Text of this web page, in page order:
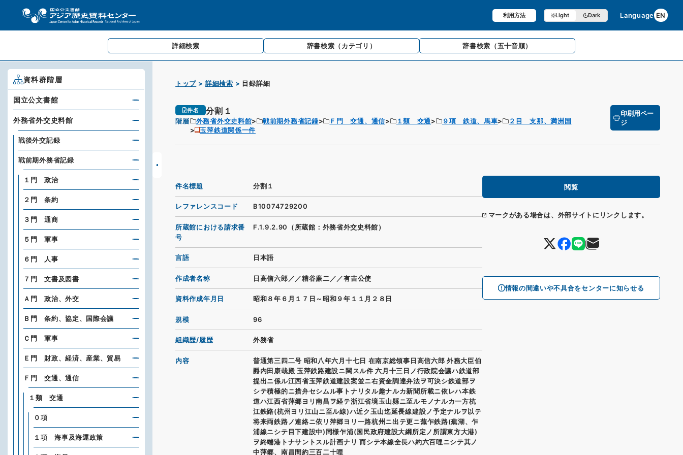
利用方法 Light Dark Language EN
詳細検索 辞書検索 （カテゴリ） 辞書検索 （五十音順）
トップ 詳細検索 目録詳細
件名 分割１
階層 外務省外交史料館 戦前期外務省記録 Ｆ門 交通、通信 １類 交通 ９項 鉄道、馬車
２目 支那、満洲国
玉萍鉄道関係一件
印刷用ペー
ジ
閲覧
マークがある場合は、外部サイトにリンクします。
情報の間違いや不具合をセンターに知らせる
件名標題 分割１
レファレンスコード B10074729200
所蔵館における請求番
号
F.1.9.2.90（所蔵館：外務省外交史料館）
言語 日本語
作成者名称 日高信六郎／／糟谷廉二／／有吉公使
資料作成年月日 昭和８年６月１７日～昭和９年１１月２８日
規模 96
組織歴/履歴 外務省
内容
普通第三四二号 昭和八年六月十七日 在南京総領事日高信六郎 外務大臣伯
爵内田康哉殿 玉萍鉄路建設ニ関スル件 六月十三日ノ行政院会議ハ鉄道部
提出ニ係ル江西省玉萍鉄道建設案並ニ右資金調達弁法ヲ可決シ鉄道部ヲ
シテ積極的ニ措弁セシムル事トナリタル趣ナルカ新聞所載ニ依レハ本鉄
道ハ江西省萍郷ヨリ南昌ヲ経テ浙江省境玉山縣ニ至ルモノナルカ一方杭
江鉄路(杭州ヨリ江山ニ至ル線)ハ近ク玉山迄延長線建設ノ予定ナルヲ以テ
将来両鉄路ノ連絡ニ依リ萍郷ヨリ一路杭州ニ出テ更ニ蕪乍鉄路(蕪湖、乍
浦線ニシテ目下建設中)同様乍浦(国民政府建設大綱所定ノ所謂東方大港)
ヲ終端港トナサントスル計画ナリ 而シテ本線全長ハ約六百哩ニシテ其ノ
中萍郷、南昌間約三百二十哩
資料群階層
国立公文書館
外務省外交史料館
戦後外交記録
戦前期外務省記録
１門 政治
２門 条約
３門 通商
５門 軍事
６門 人事
７門 文書及図書
Ａ門 政治、外交
Ｂ門 条約、協定、国際会議
Ｃ門 軍事
Ｅ門 財政、経済、産業、貿易
Ｆ門 交通、通信
１類 交通
０項
１項 海事及海運政策